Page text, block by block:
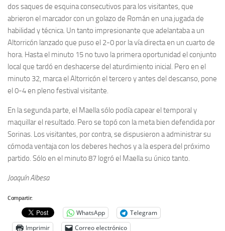
dos saques de esquina consecutivos para los visitantes, que
abrieron el marcador con un golazo de Román en una jugada de
habilidad y técnica. Un tanto impresionante que adelantaba a un
Altorricón lanzado que puso el 2-0 por la vía directa en un cuarto de
hora. Hasta el minuto 15 no tuvo la primera oportunidad el conjunto
local que tardó en deshacerse del aturdimiento inicial. Pero en el
minuto 32, marca el Altorricón el tercero y antes del descanso, pone
el 0-4 en pleno festival visitante.
En la segunda parte, el Maella sólo podía capear el temporal y
maquillar el resultado. Pero se topó con la meta bien defendida por
Sorinas. Los visitantes, por contra, se dispusieron a administrar su
cómoda ventaja con los deberes hechos y a la espera del próximo
partido. Sólo en el minuto 87 logró el Maella su único tanto.
Joaquín Albesa
Compartir:
WhatsApp
Telegram
Imprimir
Correo electrónico